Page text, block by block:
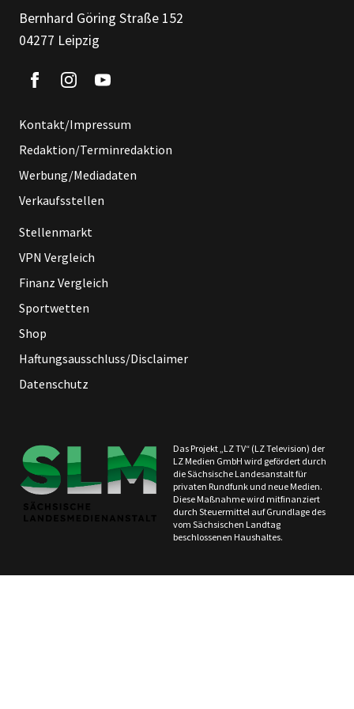
Bernhard Göring Straße 152
04277 Leipzig
Kontakt/Impressum
Redaktion/Terminredaktion
Werbung/Mediadaten
Verkaufsstellen
Stellenmarkt
VPN Vergleich
Finanz Vergleich
Sportwetten
Shop
Haftungsausschluss/Disclaimer
Datenschutz
Das Projekt „LZ TV“ (LZ Television) der
LZ Medien GmbH wird gefördert durch
die Sächsische Landesanstalt für
privaten Rundfunk und neue Medien.
Diese Maßnahme wird mitfinanziert
durch Steuermittel auf Grundlage des
vom Sächsischen Landtag
beschlossenen Haushaltes.